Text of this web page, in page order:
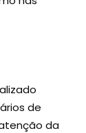
de
da